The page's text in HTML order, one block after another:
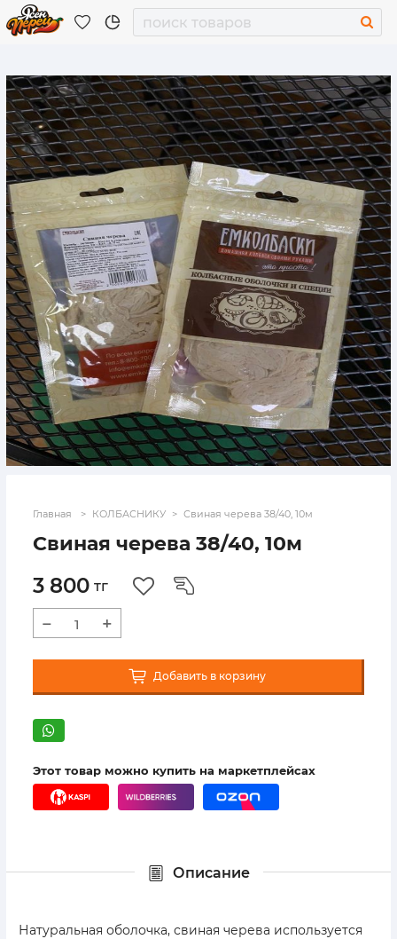
Главная КОЛБАСНИКУ Свиная черева 38/40, 10м
Свиная черева 38/40, 10м
3 800 тг
− +
Добавить в корзину
Этот товар можно купить на маркетплейсах
Описание
Натуральная оболочка, свиная черева используется